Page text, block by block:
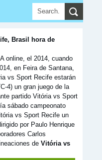
Brasil hora de
online, el 2014, cuando
en Feira de Santana,
vs Sport Recife estarán
4) un gran juego de la
partido Vitória vs Sport
sábado campeonato
vs Sport Recife un
por Paulo Henrique
Carlos
de Vitória vs